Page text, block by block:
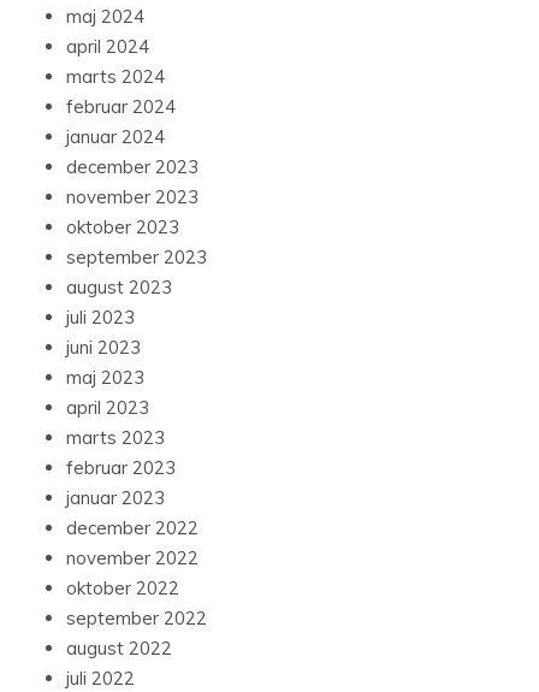
maj 2024
april 2024
marts 2024
februar 2024
januar 2024
december 2023
november 2023
oktober 2023
september 2023
august 2023
juli 2023
juni 2023
maj 2023
april 2023
marts 2023
februar 2023
januar 2023
december 2022
november 2022
oktober 2022
september 2022
august 2022
juli 2022